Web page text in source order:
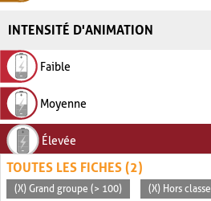
INTENSITÉ D'ANIMATION
Faible
Moyenne
Élevée
TOUTES LES FICHES (2)
(X) Grand groupe (> 100) (X) Hors classe